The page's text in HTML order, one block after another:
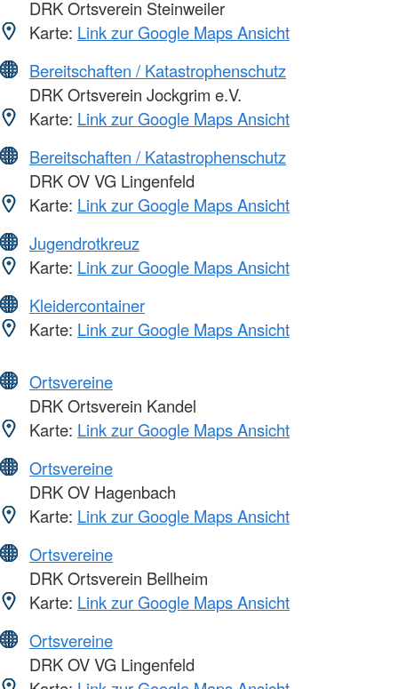
DRK Ortsverein Steinweiler
Karte: Link zur Google Maps Ansicht
Bereitschaften / Katastrophenschutz
DRK Ortsverein Jockgrim e.V.
Karte: Link zur Google Maps Ansicht
Bereitschaften / Katastrophenschutz
DRK OV VG Lingenfeld
Karte: Link zur Google Maps Ansicht
Jugendrotkreuz
Karte: Link zur Google Maps Ansicht
Kleidercontainer
Karte: Link zur Google Maps Ansicht
Ortsvereine
DRK Ortsverein Kandel
Karte: Link zur Google Maps Ansicht
Ortsvereine
DRK OV Hagenbach
Karte: Link zur Google Maps Ansicht
Ortsvereine
DRK Ortsverein Bellheim
Karte: Link zur Google Maps Ansicht
Ortsvereine
DRK OV VG Lingenfeld